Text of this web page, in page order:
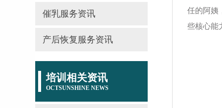
催乳服务资讯
产后恢复服务资讯
培训相关资讯
OCTSUNSHINE NEWS
任的阿姨
些核心能